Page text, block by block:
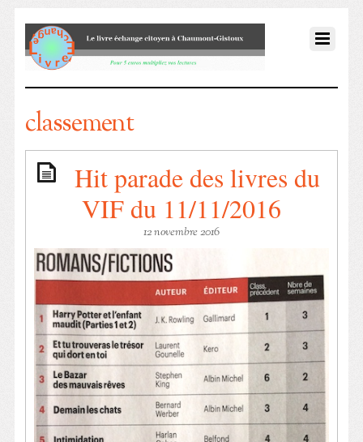
classement
Hit parade des livres du
VIF du 11/11/2016
12 novembre 2016